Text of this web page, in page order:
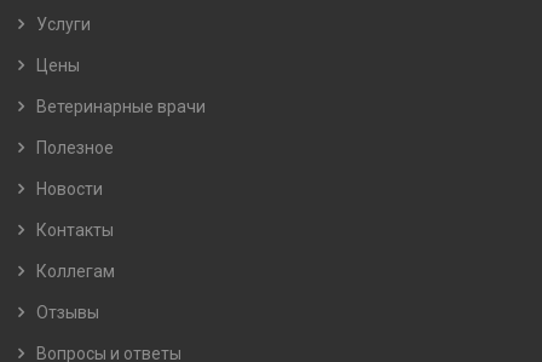
Услуги
Цены
Ветеринарные врачи
Полезное
Новости
Контакты
Коллегам
Отзывы
Вопросы и ответы